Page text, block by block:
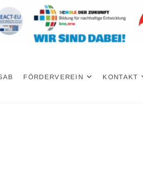
FÖRDERVEREIN KONTAKT